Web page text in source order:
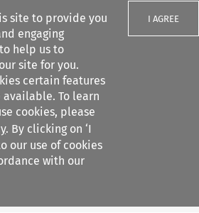
site to provide you
engaging
help us to
site for you.
certain features
To learn
cookies, please
. By clicking on ‘I
our use of cookies
with our
I AGREE
filters